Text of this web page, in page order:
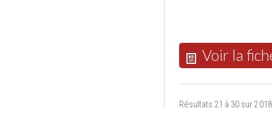
Voir la
Résultats 21 à 30 sur 2 018